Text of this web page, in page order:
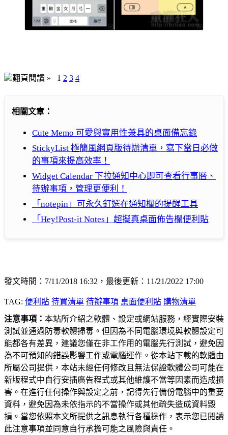
翻頁閱讀 » 1 2 3 4
相關文章：
Cute Memo 可愛與實用性兼具的桌面備忘錄
StickyList 極簡風網頁版待辦清單，寫下當日必做
的事項來提高效率！
Widget Calendar 下拉通知中心即可查看行事曆、
待辦事項，管理更便利！
「notepin」可永久釘選在通知欄的提醒工具
「Hey!Post-it Notes」超擬真桌面佈告欄便利貼
發文時間：7/11/2018 16:32，最後更新：11/21/2022 17:00
TAG: 便利貼 待買清單 待辦事項 桌面便利貼 購物清單
注意事項： 本站所介紹之軟體、設定或網站服務，經實際安裝
測試並通過防毒軟體掃毒。但因為不同電腦環境與軟體設定可
能都各有差異，建議您僅在非工作用的電腦先行測試，避免因
為不可預知的錯誤影響工作或電腦運作。從本站下載的軟體由
所屬公司提供，本站未經任何修改且無法保證軟體公司可能在
新版程式中自行安插廣告程式或其他維護不當等因素而造成損
害。在進行任何操作與設定之前，記得先行備份電腦中的重要
資料，避免因為未依指示的不當操作或其他疏失造成資料毀
損。當您依照本文所提供之訊息執行各種操作，表示您已閱讀
此注意事項並同意自行承擔可能之風險與責任。